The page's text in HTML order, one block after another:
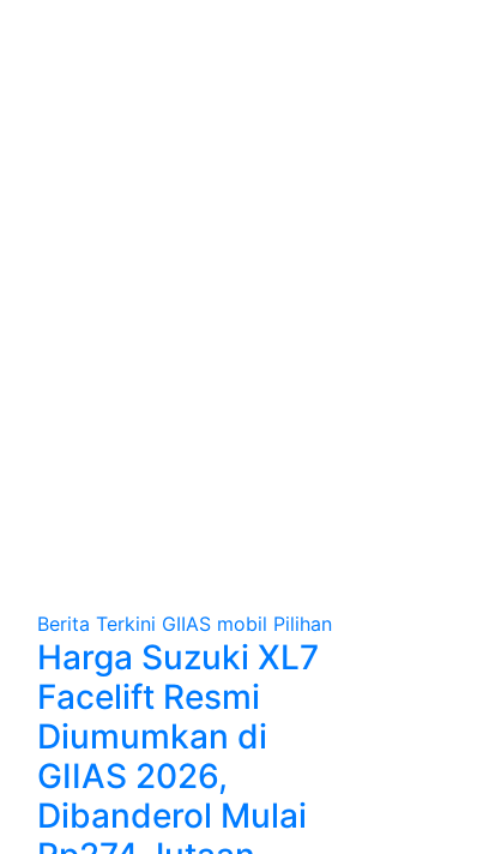
Berita Terkini GIIAS mobil Pilihan
Harga Suzuki XL7
Facelift Resmi
Diumumkan di
GIIAS 2026,
Dibanderol Mulai